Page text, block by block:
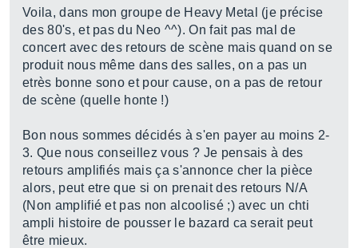
Voila, dans mon groupe de Heavy Metal (je précise
des 80's, et pas du Neo ^^). On fait pas mal de
concert avec des retours de scène mais quand on se
produit nous même dans des salles, on a pas un
etrès bonne sono et pour cause, on a pas de retour
de scène (quelle honte !)
Bon nous sommes décidés à s'en payer au moins 2-
3. Que nous conseillez vous ? Je pensais à des
retours amplifiés mais ça s'annonce cher la pièce
alors, peut etre que si on prenait des retours N/A
(Non amplifié et pas non alcoolisé ;) avec un chti
ampli histoire de pousser le bazard ca serait peut
être mieux.